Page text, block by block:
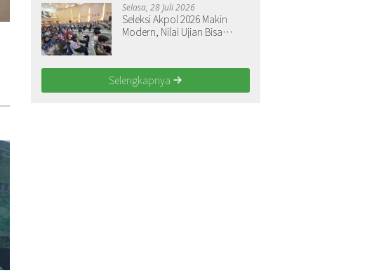
Selasa, 28 Juli 2026
Seleksi Akpol 2026 Makin
Modern, Nilai Ujian Bisa
Selengkapnya